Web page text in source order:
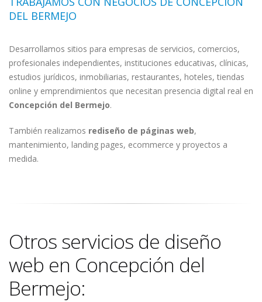
DEL BERMEJO
Desarrollamos sitios para empresas de servicios, comercios,
profesionales independientes, instituciones educativas, clínicas,
estudios jurídicos, inmobiliarias, restaurantes, hoteles, tiendas
online y emprendimientos que necesitan presencia digital real en
Concepción del Bermejo.
También realizamos rediseño de páginas web,
mantenimiento, landing pages, ecommerce y proyectos a
medida.
Otros servicios de diseño
web en Concepción del
Bermejo: